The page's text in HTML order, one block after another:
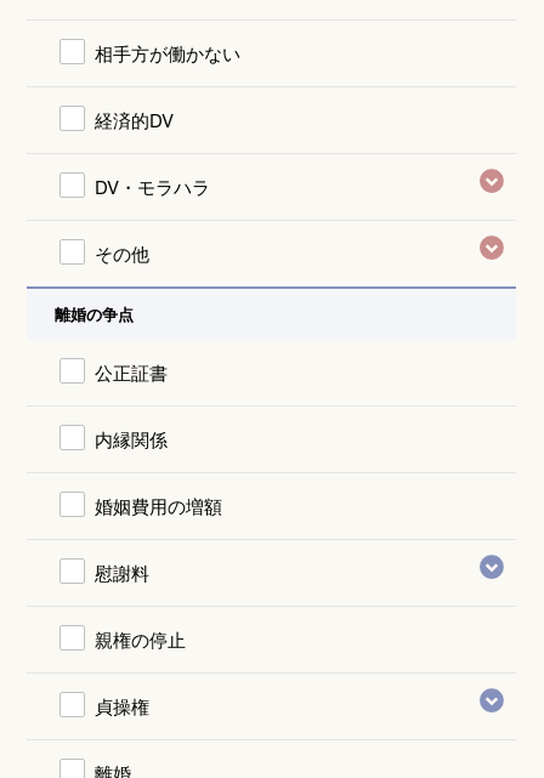
相手方が働かない
経済的DV
DV・モラハラ
その他
離婚の争点
公正証書
内縁関係
婚姻費用の増額
慰謝料
親権の停止
貞操権
離婚